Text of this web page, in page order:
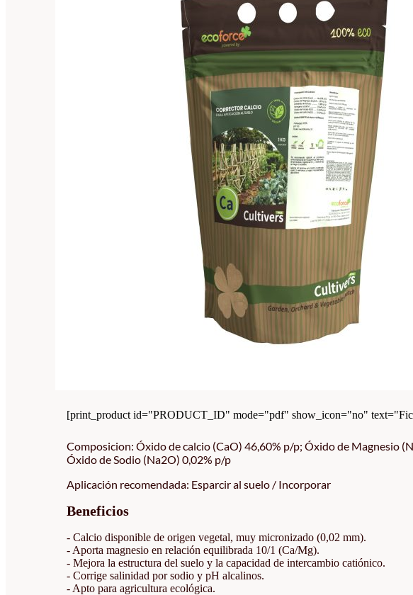
[print_product id="PRODUCT_ID" mode="pdf" show_icon="no"
Composicion: Óxido de calcio (CaO) 46,60% p/p; Óxido de Magnesio
Óxido de Sodio (Na2O) 0,02% p/p
Aplicación recomendada: Esparcir al suelo / Incorporar
Beneficios
- Calcio disponible de origen vegetal, muy micronizado (0,02 mm).
- Aporta magnesio en relación equilibrada 10/1 (Ca/Mg).
- Mejora la estructura del suelo y la capacidad de intercambio catiónico.
- Corrige salinidad por sodio y pH alcalinos.
- Apto para agricultura ecológica.